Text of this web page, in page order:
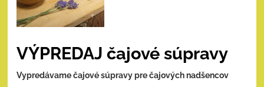
VÝPREDAJ čajové súpravy
Vypredávame čajové súpravy pre čajových nadšencov